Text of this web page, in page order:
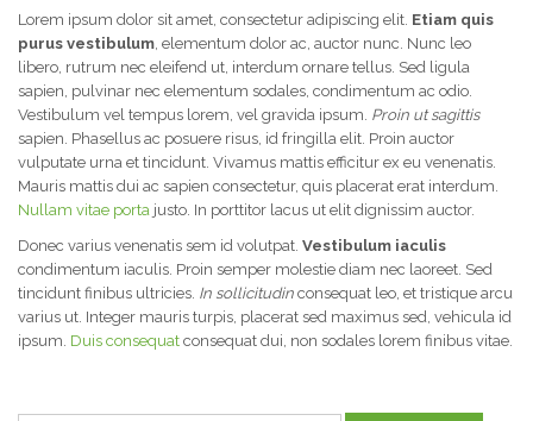
Lorem ipsum dolor sit amet, consectetur adipiscing elit. Etiam quis
purus vestibulum, elementum dolor ac, auctor nunc. Nunc leo
libero, rutrum nec eleifend ut, interdum ornare tellus. Sed ligula
sapien, pulvinar nec elementum sodales, condimentum ac odio.
Vestibulum vel tempus lorem, vel gravida ipsum. Proin ut sagittis
sapien. Phasellus ac posuere risus, id fringilla elit. Proin auctor
vulputate urna et tincidunt. Vivamus mattis efficitur ex eu venenatis.
Mauris mattis dui ac sapien consectetur, quis placerat erat interdum.
Nullam vitae porta justo. In porttitor lacus ut elit dignissim auctor.
Donec varius venenatis sem id volutpat. Vestibulum iaculis
condimentum iaculis. Proin semper molestie diam nec laoreet. Sed
tincidunt finibus ultricies. In sollicitudin consequat leo, et tristique arcu
varius ut. Integer mauris turpis, placerat sed maximus sed, vehicula id
ipsum. Duis consequat consequat dui, non sodales lorem finibus vitae.